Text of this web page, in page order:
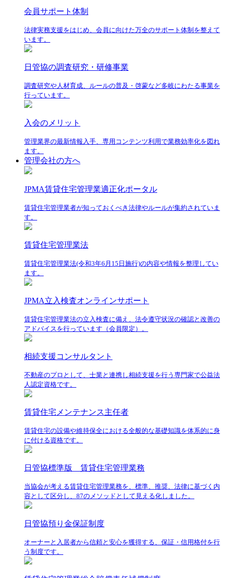
会員サポート体制
法律実務支援をはじめ、会員に向けた万全のサポート体制を整えて
います。
日管協の調査研究・研修事業
調査研究や人材育成、ルールの普及・啓蒙など多岐にわたる事業を
行っています。
入会のメリット
管理業界の最新情報入手、専用コンテンツ利用で業務効率化を図れ
ます。
管理会社の方へ
JPMA賃貸住宅管理業適正化ポータル
賃貸住宅管理業者が知っておくべき法律やルールが集約されていま
す。
賃貸住宅管理業法
賃貸住宅管理業法(令和3年6月15日施行)の内容や情報を整理してい
ます。
JPMA立入検査オンラインサポート
賃貸住宅管理業法の立入検査に備え、法令遵守状況の確認と改善の
アドバイスを行っています（会員限定）。
相続支援コンサルタント
不動産のプロとして、士業と連携し相続支援を行う専門家で公益法
人認定資格です。
賃貸住宅メンテナンス主任者
賃貸住宅の設備や維持保全における全般的な基礎知識を体系的に身
に付ける資格です。
日管協標準版 賃貸住宅管理業務
当協会が考える賃貸住宅管理業務を、標準、推奨、法律に基づく内
容として区分し、87のメソッドとして見える化しました。
日管協預り金保証制度
オーナーと入居者から信頼と安心を獲得する、保証・信用格付を行
う制度です。